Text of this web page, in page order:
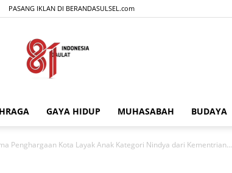
PASANG IKLAN DI BERANDASULSEL.com
GAYA HIDUP MUHASABAH BUDAYA
Penghargaan Kota Layak Anak Kategori Nindya dari Kementrian...